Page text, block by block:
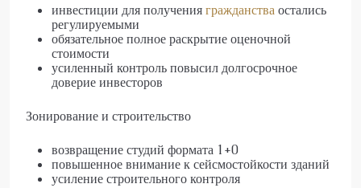
инвестиции для получениягражданстваостались
регулируемыми
обязательное полное раскрытие оценочной
стоимости
усиленный контроль повысил долгосрочное
доверие инвесторов
Зонирование и строительство
возвращение студий формата 1+0
повышенное внимание к сейсмостойкости зданий
усиление строительного контроля